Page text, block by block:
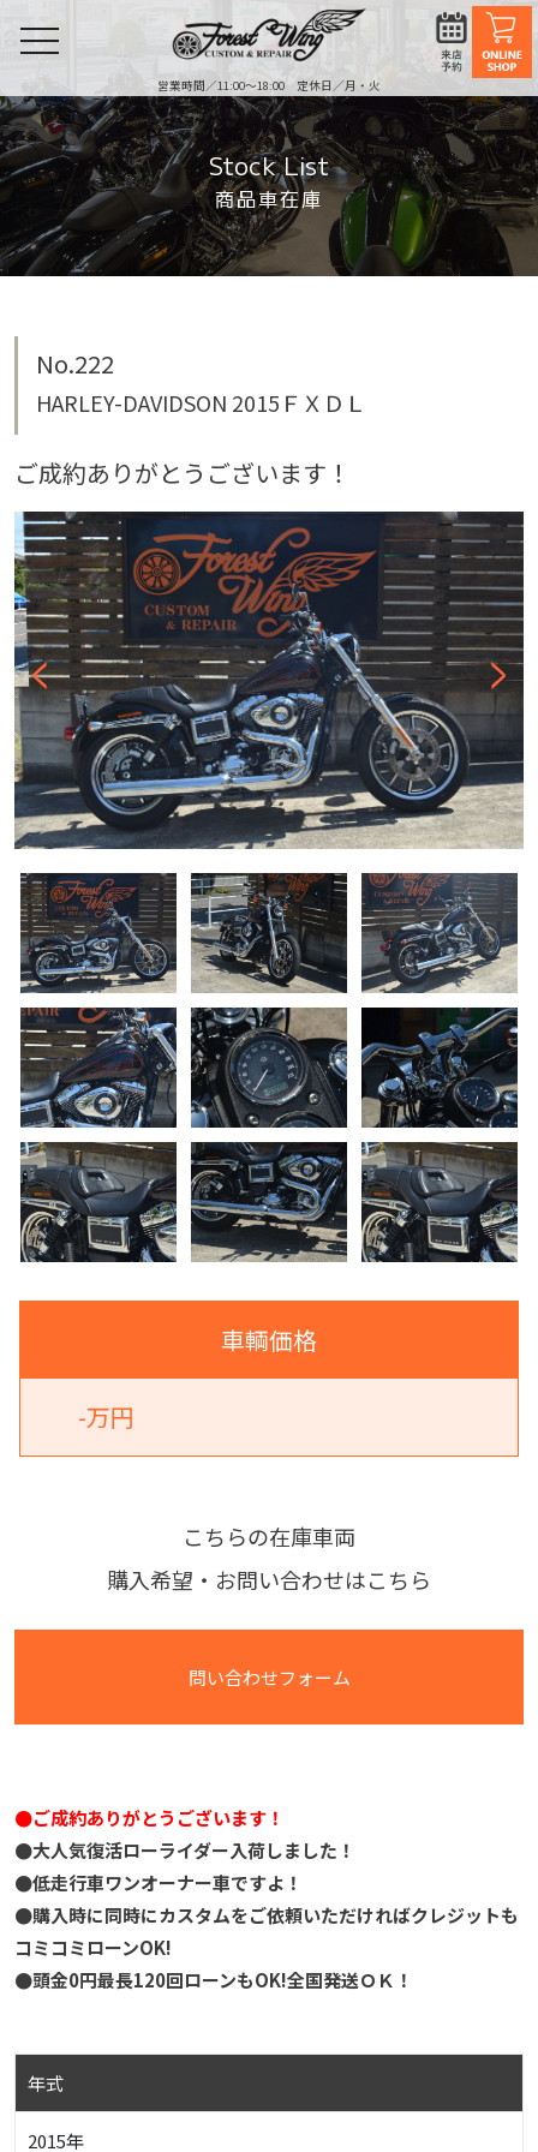
営業時間／11:00〜18:00 定休日／月・火
toggle
navigation
Stock List
商品車在庫
No.222
HARLEY-DAVIDSON 2015ＦＸＤＬ
ご成約ありがとうございます！
車輌価格
-万円
こちらの在庫車両
購入希望・お問い合わせはこちら
問い合わせフォーム
●ご成約ありがとうございます！
●大人気復活ローライダー入荷しました！
●低走行車ワンオーナー車ですよ！
●購入時に同時にカスタムをご依頼いただければクレジットも
コミコミローンOK!
●頭金0円最長120回ローンもOK!全国発送ＯＫ！
年式
2015年